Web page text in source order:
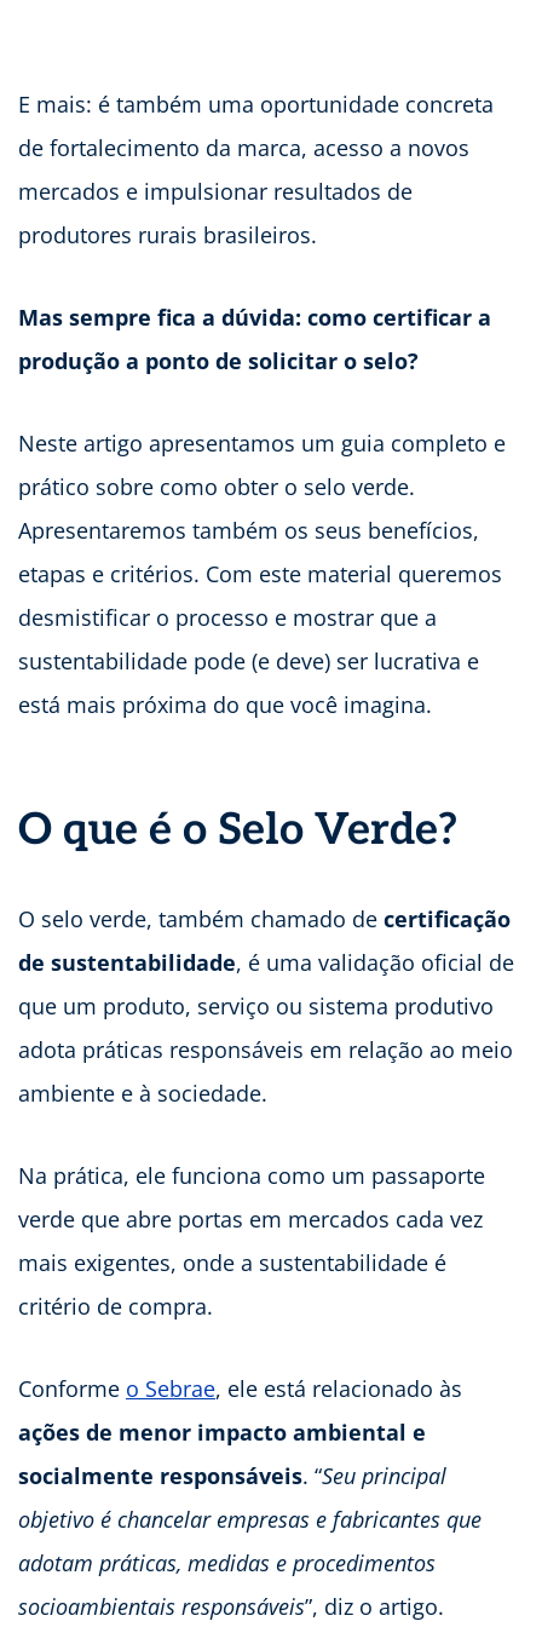
E mais: é também uma oportunidade concreta
de fortalecimento da marca, acesso a novos
mercados e impulsionar resultados de
produtores rurais brasileiros.
Mas sempre fica a dúvida: como certificar a
produção a ponto de solicitar o selo?
Neste artigo apresentamos um guia completo e
prático sobre como obter o selo verde.
Apresentaremos também os seus benefícios,
etapas e critérios. Com este material queremos
desmistificar o processo e mostrar que a
sustentabilidade pode (e deve) ser lucrativa e
está mais próxima do que você imagina.
O que é o Selo Verde?
O selo verde, também chamado de certificação
de sustentabilidade, é uma validação oficial de
que um produto, serviço ou sistema produtivo
adota práticas responsáveis em relação ao meio
ambiente e à sociedade.
Na prática, ele funciona como um passaporte
verde que abre portas em mercados cada vez
mais exigentes, onde a sustentabilidade é
critério de compra.
Conforme o Sebrae, ele está relacionado às
ações de menor impacto ambiental e
socialmente responsáveis. “Seu principal
objetivo é chancelar empresas e fabricantes que
adotam práticas, medidas e procedimentos
socioambientais responsáveis”, diz o artigo.